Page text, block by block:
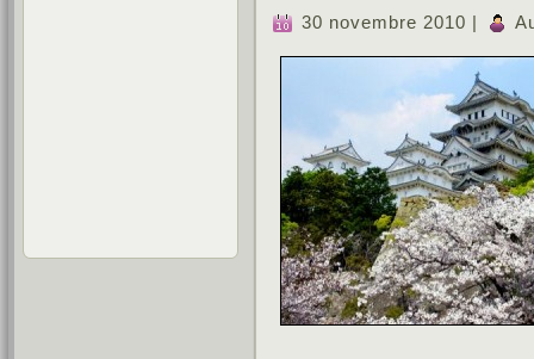
30 novembre 2010 |